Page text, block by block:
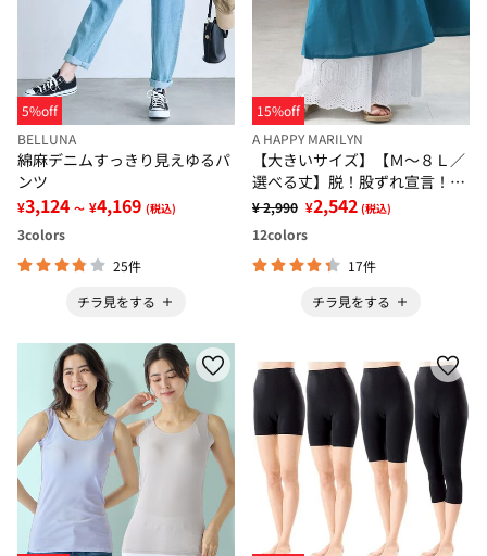
5%off
BELLUNA
綿麻デニムすっきり見えゆるパ
ンツ
¥3,124 ～ ¥4,169 (税込)
3colors
25件
チラ見をする
15%off
A HAPPY MARILYN
【大きいサイズ】【Ｍ～８Ｌ／
選べる丈】脱！股ずれ宣言！裾
レースぺチパンツ
¥ 2,990 ¥2,542 (税込)
12colors
17件
チラ見をする